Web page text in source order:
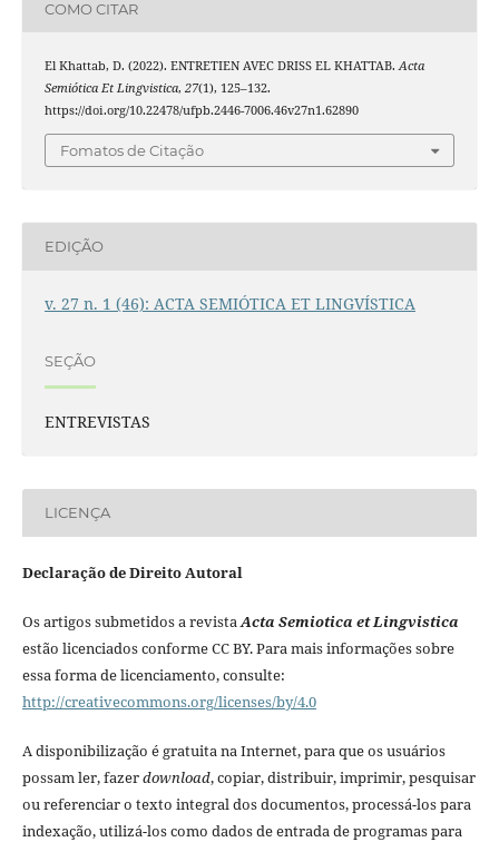
COMO CITAR
El Khattab, D. (2022). ENTRETIEN AVEC DRISS EL KHATTAB.Acta
Semiótica Et Lingvistica, 27(1), 125–132.
https://doi.org/10.22478/ufpb.2446-7006.46v27n1.62890
Fomatos de Citação
EDIÇÃO
v. 27 n. 1 (46): ACTA SEMIÓTICA ET LINGVÍSTICA
SEÇÃO
ENTREVISTAS
LICENÇA
Declaração de Direito Autoral
Os artigos submetidos a revistaActa Semiotica et Lingvistica
estão licenciados conforme CC BY. Para mais informações sobre
essa forma de licenciamento, consulte:
http://creativecommons.org/licenses/by/4.0
A disponibilização é gratuita na Internet, para que os usuários
possam ler, fazerdownload, copiar, distribuir, imprimir, pesquisar
ou referenciar o texto integral dos documentos, processá-los para
indexação, utilizá-los como dados de entrada de programas para